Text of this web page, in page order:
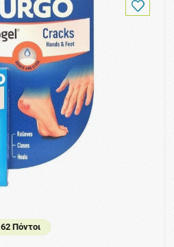
62 Πόντοι